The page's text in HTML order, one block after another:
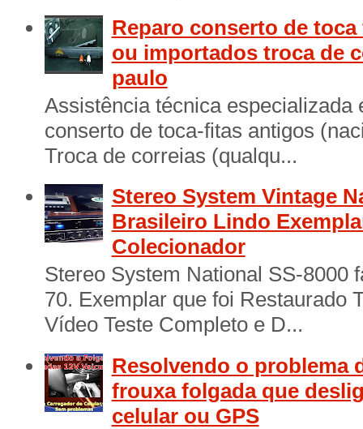
Reparo conserto de
ou importados troca de
paulo
Assistência técnica especializada
conserto de toca-fitas antigos
Troca de correias (qualqu...
Stereo System Vintage
Brasileiro Lindo
Colecionador
Stereo System National SS-8000
70. Exemplar que foi Restaurado
Vídeo Teste Completo e D...
Resolvendo o problema
frouxa folgada que
celular ou GPS